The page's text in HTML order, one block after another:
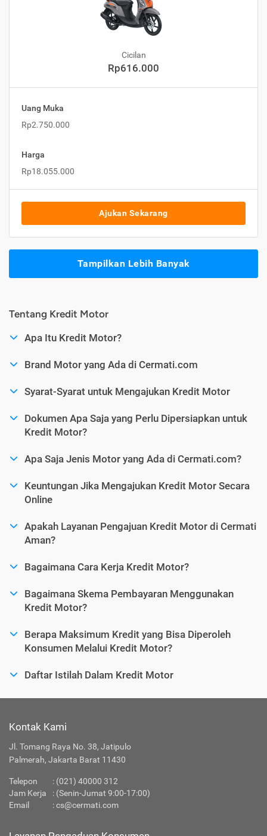
Cicilan
Rp616.000
Uang Muka
Rp2.750.000
Harga
Rp18.055.000
Ajukan Sekarang
Tampilkan Lebih Banyak
Tentang Kredit Motor
Apa Itu Kredit Motor?
Brand Motor yang Ada di Cermati.com
Syarat-Syarat untuk Mengajukan Kredit Motor
Dokumen Apa Saja yang Perlu Dipersiapkan untuk
Kredit Motor?
Apa Saja Jenis Motor yang Ada di Cermati.com?
Keuntungan Jika Mengajukan Kredit Motor Secara
Online
Apakah Layanan Pengajuan Kredit Motor di Cermati
Aman?
Bagaimana Cara Kerja Kredit Motor?
Bagaimana Skema Pembayaran Menggunakan
Kredit Motor?
Berapa Maksimum Kredit yang Bisa Diperoleh
Konsumen Melalui Kredit Motor?
Daftar Istilah Dalam Kredit Motor
Kontak Kami
Jl. Tomang Raya No. 38, Jatipulo
Palmerah, Jakarta Barat 11430
Telepon : (021) 40000 312
Jam Kerja
: (Senin-Jumat 9:00-17:00)
Email
:cs@cermati.com